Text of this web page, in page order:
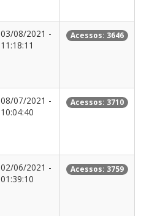
03/08/2021 -
11:18:11
Acessos: 3646
08/07/2021 -
10:04:40
Acessos: 3710
02/06/2021 -
01:39:10
Acessos: 3759